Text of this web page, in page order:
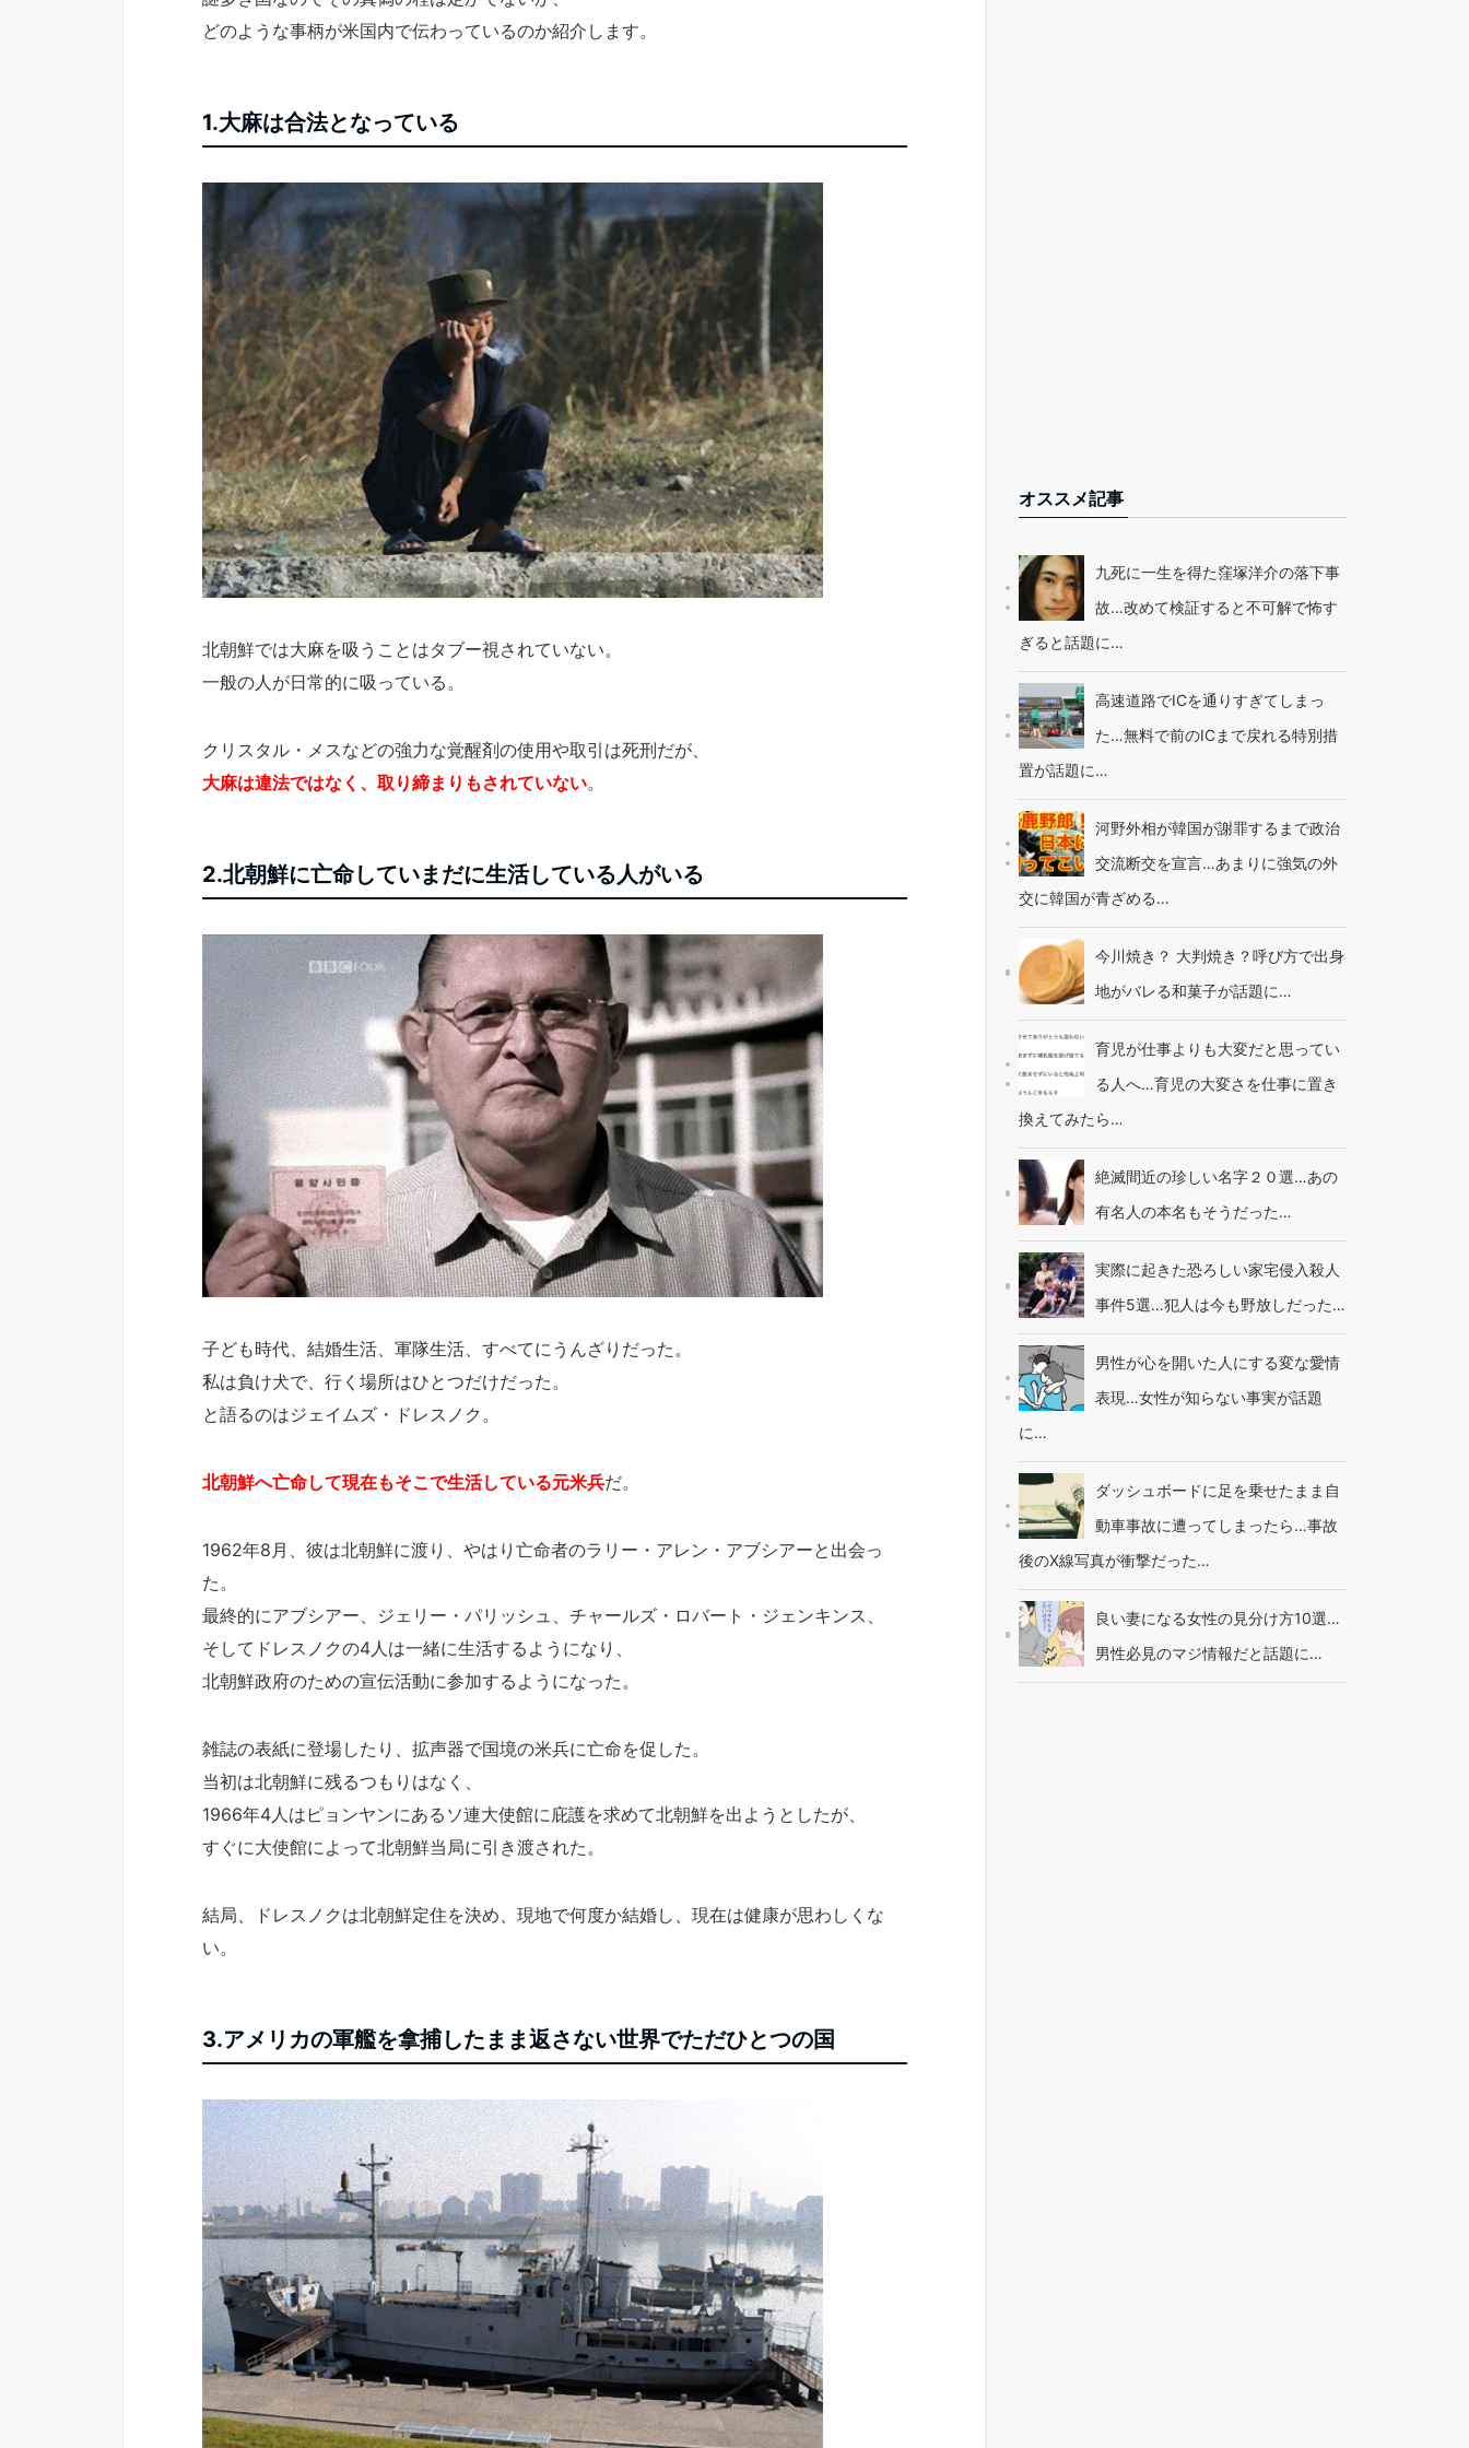
どのような事柄が米国内で伝わっているのか紹介します。
1.大麻は合法となっている
北朝鮮では大麻を吸うことはタブー視されていない。
一般の人が日常的に吸っている。
クリスタル・メスなどの強力な覚醒剤の使用や取引は死刑だが、
大麻は違法ではなく、取り締まりもされていない。
2.北朝鮮に亡命していまだに生活している人がいる
子ども時代、結婚生活、軍隊生活、すべてにうんざりだった。
私は負け犬で、行く場所はひとつだけだった。
と語るのはジェイムズ・ドレスノク。
北朝鮮へ亡命して現在もそこで生活している元米兵だ。
1962年8月、彼は北朝鮮に渡り、やはり亡命者のラリー・アレン・アブシアーと出会っ
た。
最終的にアブシアー、ジェリー・パリッシュ、チャールズ・ロバート・ジェンキンス、
そしてドレスノクの4人は一緒に生活するようになり、
北朝鮮政府のための宣伝活動に参加するようになった。
雑誌の表紙に登場したり、拡声器で国境の米兵に亡命を促した。
当初は北朝鮮に残るつもりはなく、
1966年4人はピョンヤンにあるソ連大使館に庇護を求めて北朝鮮を出ようとしたが、
すぐに大使館によって北朝鮮当局に引き渡された。
結局、ドレスノクは北朝鮮定住を決め、現地で何度か結婚し、現在は健康が思わしくな
い。
3.アメリカの軍艦を拿捕したまま返さない世界でただひとつの国
オススメ記事
九死に一生を得た窪塚洋介の落下事
故…改めて検証すると不可解で怖す
ぎると話題に…
高速道路でICを通りすぎてしまっ
た…無料で前のICまで戻れる特別措
置が話題に…
河野外相が韓国が謝罪するまで政治
交流断交を宣言…あまりに強気の外
交に韓国が青ざめる…
今川焼き？ 大判焼き？呼び方で出身
地がバレる和菓子が話題に…
育児が仕事よりも大変だと思ってい
る人へ…育児の大変さを仕事に置き
換えてみたら…
絶滅間近の珍しい名字２０選…あの
有名人の本名もそうだった…
実際に起きた恐ろしい家宅侵入殺人
事件5選…犯人は今も野放しだった…
男性が心を開いた人にする変な愛情
表現…女性が知らない事実が話題
に…
ダッシュボードに足を乗せたまま自
動車事故に遭ってしまったら…事故
後のX線写真が衝撃だった…
良い妻になる女性の見分け方10選…
男性必見のマジ情報だと話題に…